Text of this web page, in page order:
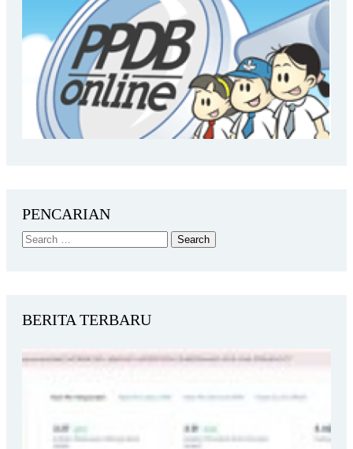
PENCARIAN
BERITA TERBARU